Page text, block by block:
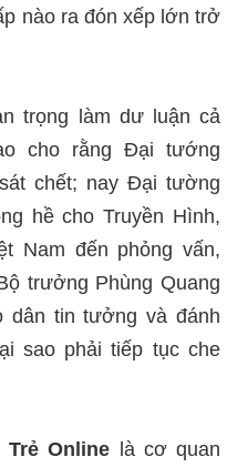
nào ra đón xếp lớn trở
trọng làm dư luận cả
cho rằng Đại tướng
chết; nay Đại tường
hề cho Truyền Hình,
Nam đến phỏng vấn,
trưởng Phùng Quang
dân tin tưởng và đánh
sao phải tiếp tục che
Trẻ Online là cơ quan